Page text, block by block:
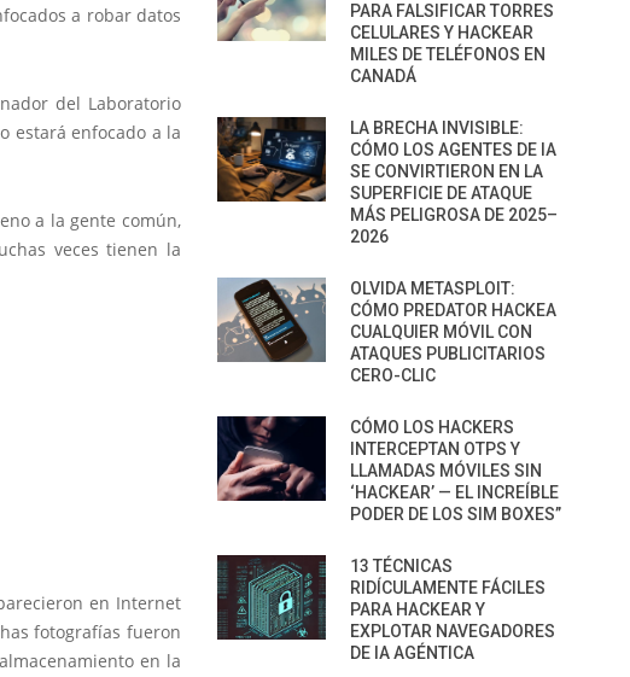
a robar datos
del Laboratorio
estará enfocado a la
a la gente común,
veces tienen la
en Internet
fotografías fueron
en la
PARA FALSIFICAR TORRES
CELULARES Y HACKEAR
MILES DE TELÉFONOS EN
CANADÁ
LA BRECHA INVISIBLE:
CÓMO LOS AGENTES DE IA
SE CONVIRTIERON EN LA
SUPERFICIE DE ATAQUE
MÁS PELIGROSA DE 2025–
2026
OLVIDA METASPLOIT:
CÓMO PREDATOR HACKEA
CUALQUIER MÓVIL CON
ATAQUES PUBLICITARIOS
CERO-CLIC
CÓMO LOS HACKERS
INTERCEPTAN OTPS Y
LLAMADAS MÓVILES SIN
‘HACKEAR’ — EL INCREÍBLE
PODER DE LOS SIM BOXES”
13 TÉCNICAS
RIDÍCULAMENTE FÁCILES
PARA HACKEAR Y
EXPLOTAR NAVEGADORES
DE IA AGÉNTICA